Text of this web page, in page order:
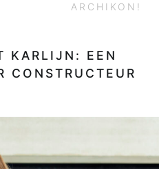
ARCHIKON!
KARLIJN: EEN
CONSTRUCTEUR